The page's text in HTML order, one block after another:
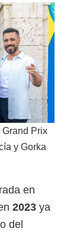
Prix
y Gorka
en
2023 ya
del